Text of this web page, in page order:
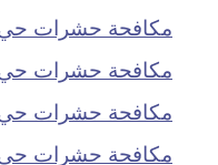
مكافحة حشرات حي
مكافحة حشرات حي
مكافحة حشرات حي
مكافحة حشرات